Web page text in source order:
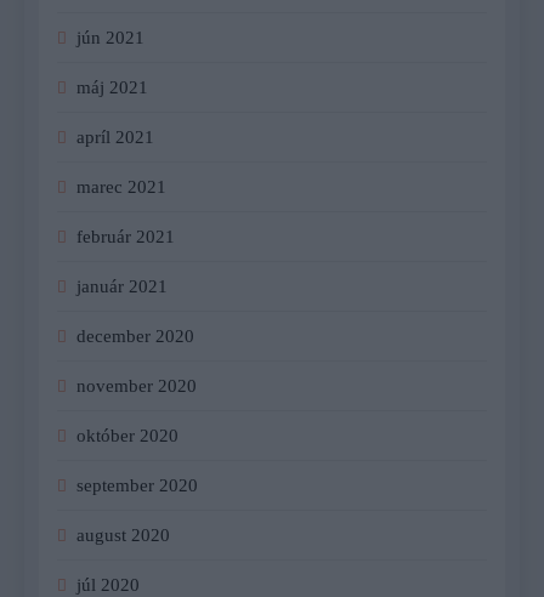
jún 2021
máj 2021
apríl 2021
marec 2021
február 2021
január 2021
december 2020
november 2020
október 2020
september 2020
august 2020
júl 2020